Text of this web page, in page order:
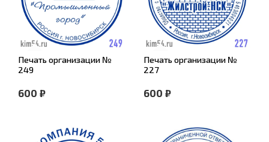
Печать организации №
249
600 ₽
Печать организации №
227
600 ₽